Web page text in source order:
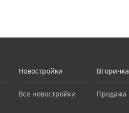
Новостройки
Все новостройки
Вторичка
Продажа